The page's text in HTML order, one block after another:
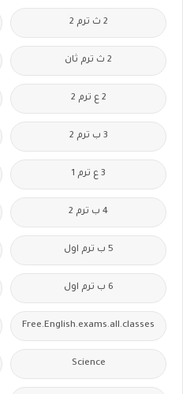
2 ث ترم 2
2 ث ترم ثان
2 ع ترم 2
3 ب ترم 2
3 ع ترم 1
4 ب ترم 2
5 ب ترم اول
6 ب ترم اول
Free.English.exams.all.classes
Science